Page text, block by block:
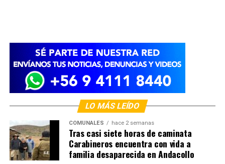
LO MÁS LEÍDO
COMUNALES hace 2 semanas
Tras casi siete horas de caminata
Carabineros encuentra con vida a
familia desaparecida en Andacollo